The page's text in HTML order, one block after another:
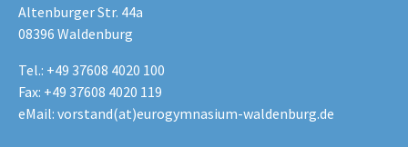
Altenburger Str. 44a
08396 Waldenburg
Tel.: +49 37608 4020 100
Fax: +49 37608 4020 119
eMail: vorstand(at)eurogymnasium-waldenburg.de